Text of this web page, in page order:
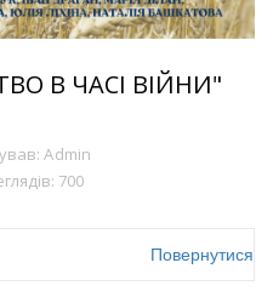
В ЧАСІ ВІЙНИ"
Admin
700
Повернутися